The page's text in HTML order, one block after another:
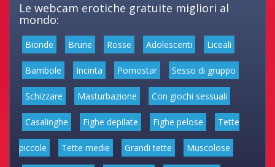
Le webcam erotiche gratuite migliori al
mondo:
Bionde Brune Rosse Adolescenti Liceali
Bambole Incinta Pornostar Sesso di gruppo
Schizzare Masturbazione Con giochi sessuali
Casalinghe Fighe depilate Fighe pelose Tette
piccole Tette medie Grandi tette Muscolose